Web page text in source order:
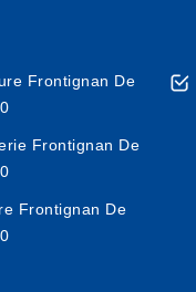
Frontignan De
Frontignan De
Frontignan De